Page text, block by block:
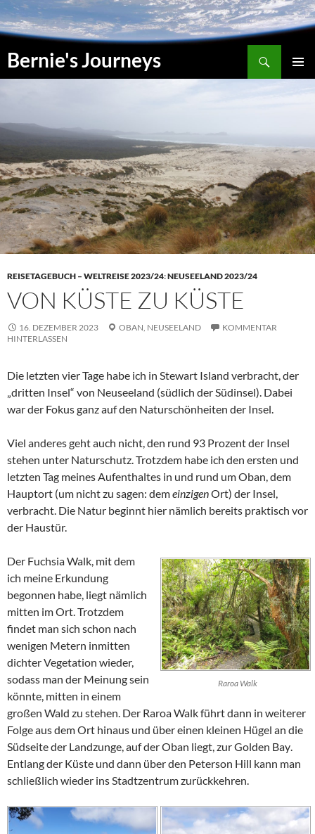
Zum
Inhalt
springen
Bernie's Journeys
Suchen
MENÜ
REISETAGEBUCH – WELTREISE 2023/24:NEUSEELAND 2023/24
VON KÜSTE ZU KÜSTE
16. DEZEMBER 2023 OBAN, NEUSEELAND
KOMMENTAR
HINTERLASSEN
Die letzten vier Tage habe ich in Stewart Island verbracht, der
„dritten Insel“ von Neuseeland (südlich der Südinsel). Dabei
war der Fokus ganz auf den Naturschönheiten der Insel.
Viel anderes geht auch nicht, den rund 93 Prozent der Insel
stehen unter Naturschutz. Trotzdem habe ich den ersten und
letzten Tag meines Aufenthaltes in und rund umOban , dem
Hauptort (um nicht zu sagen: demeinzigenOrt) der Insel,
verbracht. Die Natur beginnt hier nämlich bereits praktisch vor
der Haustür.
Raroa Walk
Der Fuchsia Walk , mit dem
ich meine Erkundung
begonnen habe, liegt nämlich
mitten im Ort. Trotzdem
findet man sich schon nach
wenigen Metern inmitten
dichter Vegetation wieder,
sodass man der Meinung sein
könnte, mitten in einem
großen Wald zu stehen. Der RaroaWalkführt dann in weiterer
Folge aus dem Ort hinaus und über einen kleinen Hügel an die
Südseite der Landzunge, auf derOban liegt, zurGolden Bay
Entlang der Küste und dann über den Peterson Hill kann man
schließlich wieder ins Stadtzentrum zurückkehren.